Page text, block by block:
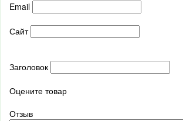
Email
Сайт
Заголовок
Оцените товар
Отзыв